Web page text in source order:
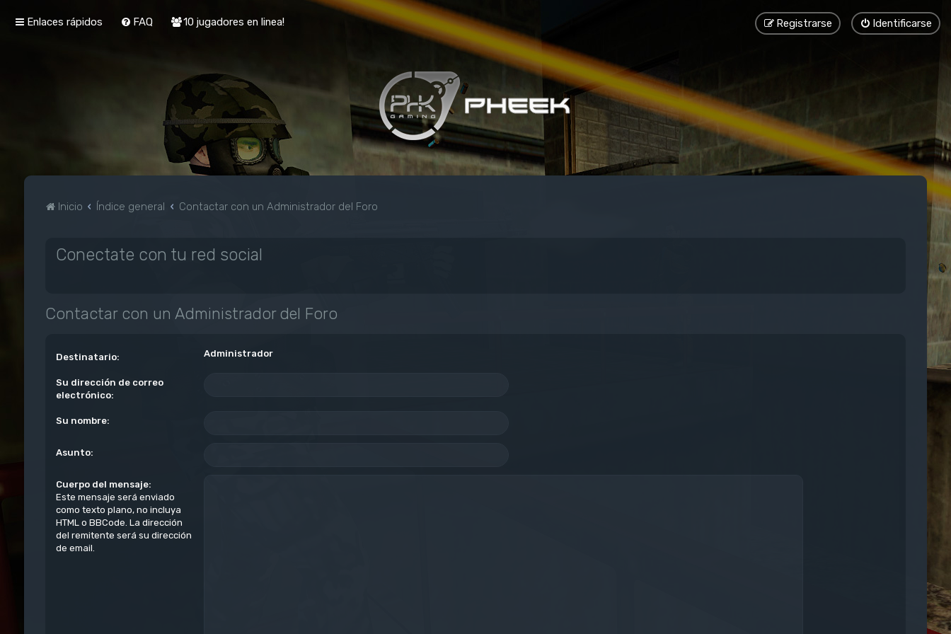
Enlaces rápidos FAQ 10 jugadores en linea! Identificarse
Registrarse
Inicio Índice general Contactar con un Administrador del Foro
Conectate con tu red social
Contactar con un Administrador del Foro
Destinatario: Administrador
Su dirección de correo
electrónico:
Su nombre:
Asunto:
Cuerpo del mensaje:
Este mensaje será enviado
como texto plano, no incluya
HTML o BBCode. La dirección
del remitente será su dirección
de email.